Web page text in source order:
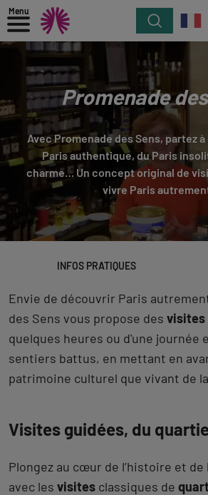
Menu
Rechercher
Promenade
Avec Promenade des Sens, partez
Paris authentique, du Paris
charme… Un concept original de
vivre Paris
INFOS PRATIQUES
Envie de découvrir Paris
des Sens vous propose des visites
quelques heures ou d'une journée
sentiers battus, en mettant en
patrimoine culturel que vivant de
Visites guidées, du
Plongez au cœur de l’histoire et de
avec les visites classiques de